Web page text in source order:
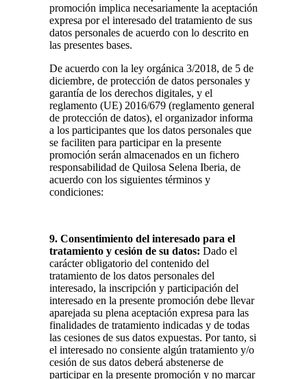
promoción implica necesariamente la aceptación
expresa por el interesado del tratamiento de sus
datos personales de acuerdo con lo descrito en
las presentes bases.
De acuerdo con la ley orgánica 3/2018, de 5 de
diciembre, de protección de datos personales y
garantía de los derechos digitales, y el
reglamento (UE) 2016/679 (reglamento general
de protección de datos), el organizador informa
a los participantes que los datos personales que
se faciliten para participar en la presente
promoción serán almacenados en un fichero
responsabilidad de Quilosa Selena Iberia, de
acuerdo con los siguientes términos y
condiciones:
9. Consentimiento del interesado para el
tratamiento y cesión de su datos: Dado el
carácter obligatorio del contenido del
tratamiento de los datos personales del
interesado, la inscripción y participación del
interesado en la presente promoción debe llevar
aparejada su plena aceptación expresa para las
finalidades de tratamiento indicadas y de todas
las cesiones de sus datos expuestas. Por tanto, si
el interesado no consiente algún tratamiento y/o
cesión de sus datos deberá abstenerse de
participar en la presente promoción y no marcar